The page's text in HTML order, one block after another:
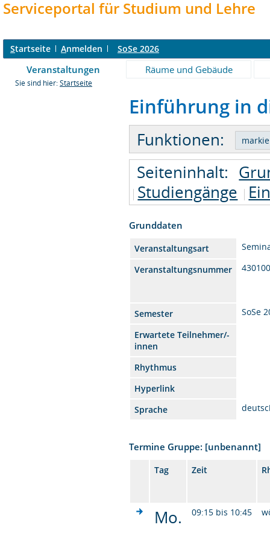
Serviceportal für Studium und Lehre
Startseite Anmelden SoSe 2026
Veranstaltungen Räume und Gebäude
Sie sind hier: Startseite
Einführung in
Funktionen:
Seiteninhalt:
Studiengänge
Grunddaten
Veranstaltungsart
Veranstaltungsnummer
Semester
SoSe
Erwartete Teilnehmer/-
innen
Rhythmus
Hyperlink
Sprache
Termine Gruppe: [unbenannt]
Tag Zeit
Mo. 09:15 bis 10:45